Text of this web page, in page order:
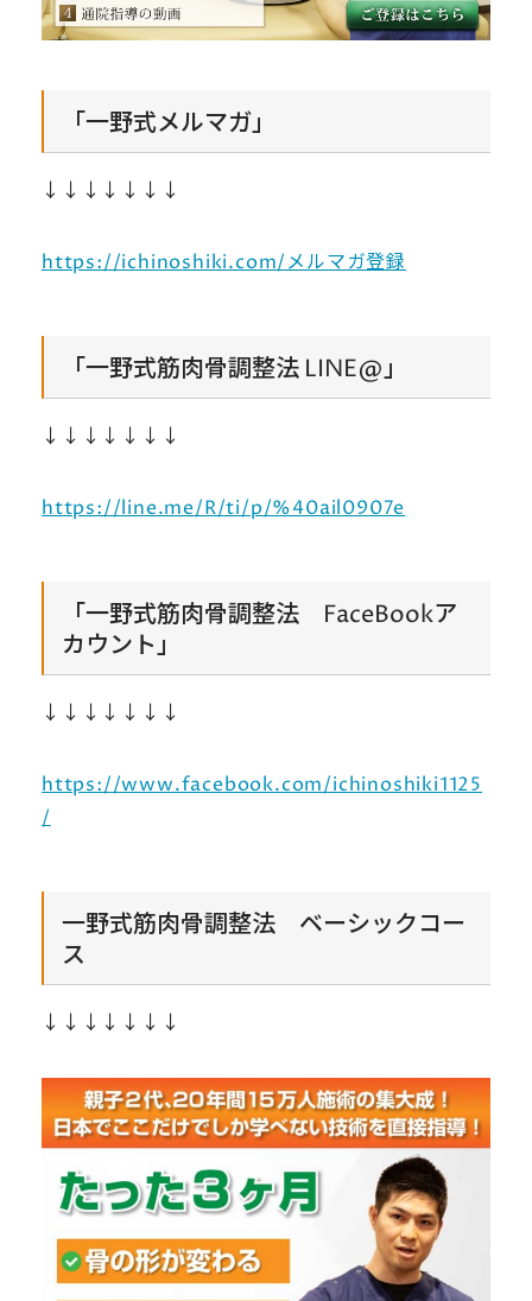
「一野式メルマガ」
↓↓↓↓↓↓↓
https://ichinoshiki.com/メルマガ登録
「一野式筋肉骨調整法 LINE@」
↓↓↓↓↓↓↓
https://line.me/R/ti/p/%40ail0907e
「一野式筋肉骨調整法 FaceBookア
カウント」
↓↓↓↓↓↓↓
https://www.facebook.com/ichinoshiki1125
/
一野式筋肉骨調整法 ベーシックコー
ス
↓↓↓↓↓↓↓